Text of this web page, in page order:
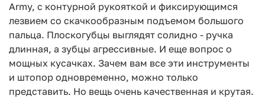
Army, с контурной рукояткой и фиксирующимся
лезвием со скачкообразным подъемом большого
пальца. Плоскогубцы выглядят солидно - ручка
длинная, а зубцы агрессивные. И еще вопрос о
мощных кусачках. Зачем вам все эти инструменты
и штопор одновременно, можно только
представить. Но вещь очень качественная и крутая.